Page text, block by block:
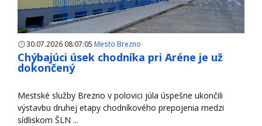
30.07.2026 08:07:05 Mesto Brezno
Chýbajúci úsek chodníka pri Aréne je už
dokončený
Mestské služby Brezno v polovici júla úspešne ukončili
výstavbu druhej etapy chodníkového prepojenia medzi
sídliskom ŠLN ...